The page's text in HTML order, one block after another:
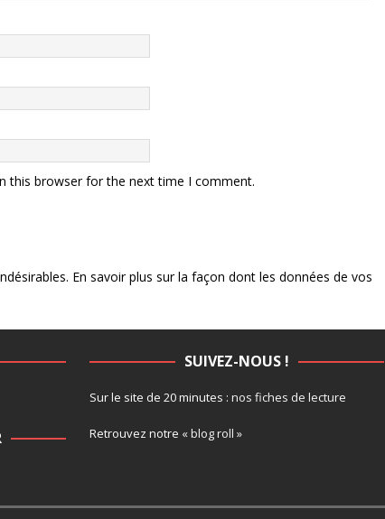
this browser for the next time I comment.
En savoir plus sur la façon dont les données de vos
SUIVEZ-NOUS !
Sur le site de 20 minutes : nos fiches de lecture
Retrouvez notre « blog roll »